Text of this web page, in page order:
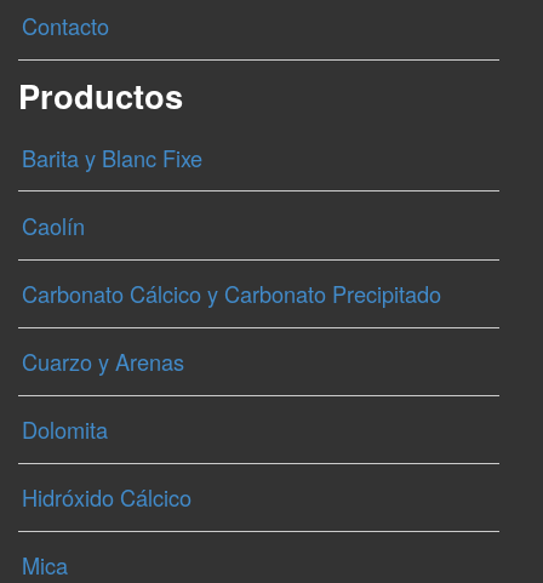
Contacto
Productos
Barita y Blanc Fixe
Caolín
Carbonato Cálcico y Carbonato Precipitado
Cuarzo y Arenas
Dolomita
Hidróxido Cálcico
Mica